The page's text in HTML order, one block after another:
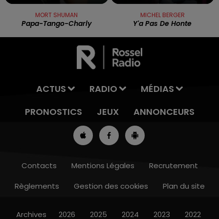
13h00 - 16h00
MORT SHUMAN
Papa-Tango-Charly
MICHEL BERGER
Y'a Pas De Honte
ACTUS RADIO
MÉDIAS
PRONOSTICS
JEUX ANNONCEURS
Contacts Mentions Légales
Recrutement
Règlements
Gestion des cookies Plan du site
Archives 2026 2025 2024 2023 2022